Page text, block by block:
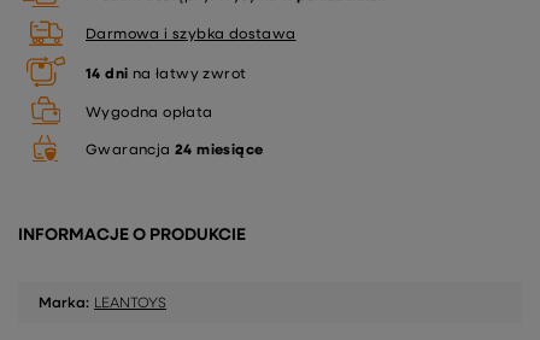
Darmowa i szybka dostawa
14 dni na łatwy zwrot
Wygodna opłata
Gwarancja 24 miesiące
INFORMACJE O PRODUKCIE
Marka: LEANTOYS